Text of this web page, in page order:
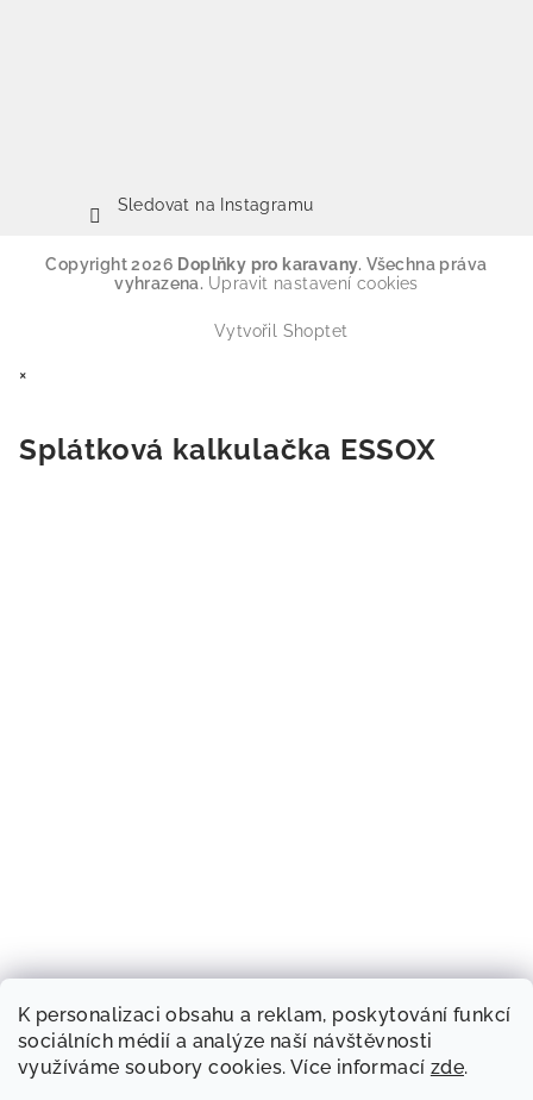
K personalizaci obsahu a reklam, poskytování funkcí
sociálních médií a analýze naší návštěvnosti
využíváme soubory cookies. Více informací zde.
Sledovat na Instagramu
Copyright 2026 Doplňky pro karavany. Všechna práva
vyhrazena. Upravit nastavení cookies
Vytvořil Shoptet
×
Splátková kalkulačka ESSOX